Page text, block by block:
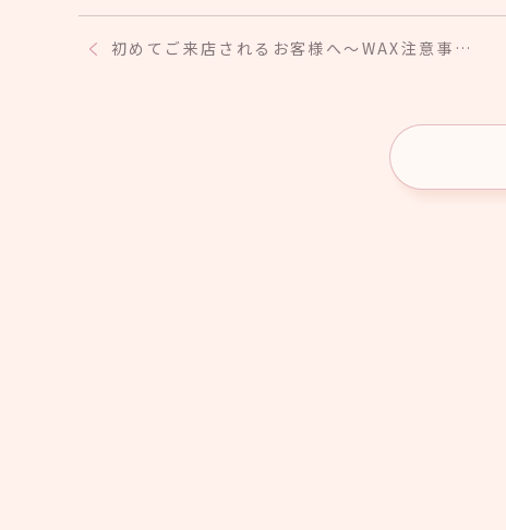
初めてご来店されるお客様へ～WAX注意事…